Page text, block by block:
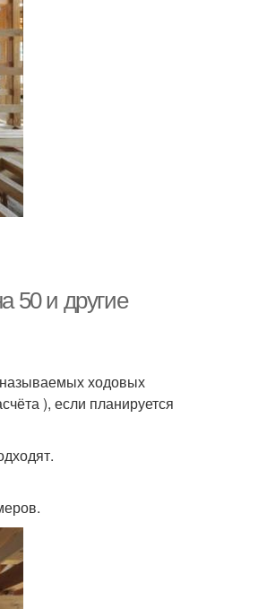
50 и другие
называемых ходовых
), если планируется